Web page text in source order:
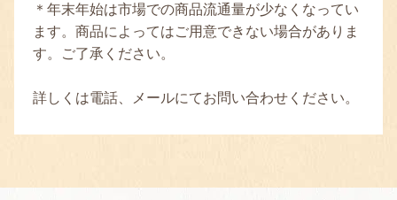
＊年末年始は市場での商品流通量が少なくなってい
ます。商品によってはご用意できない場合がありま
す。ご了承ください。
詳しくは電話、メールにてお問い合わせください。